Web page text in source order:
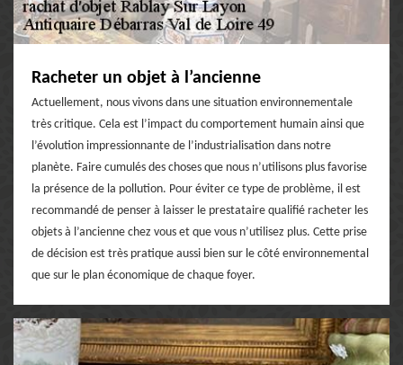
Racheter un objet à l’ancienne
Actuellement, nous vivons dans une situation environnementale
très critique. Cela est l’impact du comportement humain ainsi que
l’évolution impressionnante de l’industrialisation dans notre
planète. Faire cumulés des choses que nous n’utilisons plus favorise
la présence de la pollution. Pour éviter ce type de problème, il est
recommandé de penser à laisser le prestataire qualifié racheter les
objets à l’ancienne chez vous et que vous n’utilisez plus. Cette prise
de décision est très pratique aussi bien sur le côté environnemental
que sur le plan économique de chaque foyer.